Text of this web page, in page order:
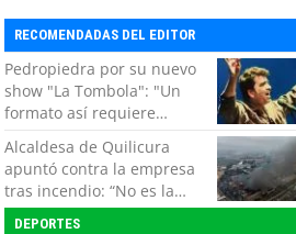
RECOMENDADAS DEL EDITOR
Pedropiedra por su nuevo
show "La Tombola": "Un
formato así requiere
interactuar con el público,
echar la talla y no tener
miedo a equivocarse"
Alcaldesa de Quilicura
apuntó contra la empresa
tras incendio: “No es la
primera vez, es la cuarta”
DEPORTES